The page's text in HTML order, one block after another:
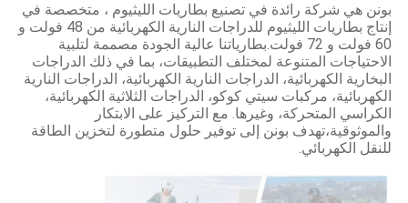
بونن هي شركة رائدة في تصنيع بطاريات الليثيوم ، متخصصة في
إنتاج بطاريات الليثيوم للدراجات النارية الكهربائية من 48 فولت و
60 فولت و 72 فولت.بطارياتنا عالية الجودة مصممة لتلبية
الاحتياجات المتنوعة لمختلف التطبيقات، بما في ذلك الدراجات
البخارية الكهربائية، الدراجات النارية الكهربائية، الدراجات النارية
الكهربائية، مركبات سيتي كوكو، الدراجات الثلاثية الكهربائية،
الكراسي المتحركة، وغيرها. مع التركيز على الابتكار
والموثوقية،تهدف بونن إلى توفير حلول متطورة لتخزين الطاقة
للنقل الكهربائي.